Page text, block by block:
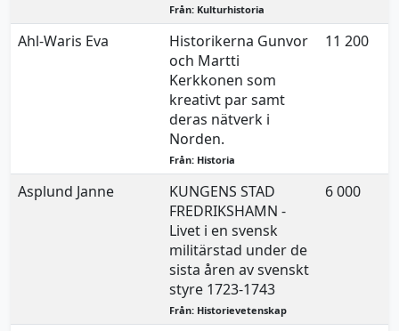
Från: Kulturhistoria
Ahl-Waris Eva
Historikerna Gunvor
och Martti
Kerkkonen som
kreativt par samt
deras nätverk i
Norden.
Från: Historia
11 200
Asplund Janne
KUNGENS STAD
FREDRIKSHAMN -
Livet i en svensk
militärstad under de
sista åren av svenskt
styre 1723-1743
Från: Historievetenskap
6 000